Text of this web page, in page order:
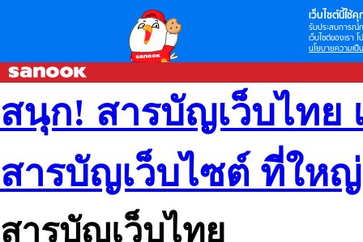
เว็บไซต์นี้ใช้คุ
รับประสบการณ์
เว็บไซต์ของเรา
นโยบายความเป็
สนุก! สารบัญเว็บไทย
สารบัญเว็บไซต์ ที่ให
สารบัญเว็บไทย